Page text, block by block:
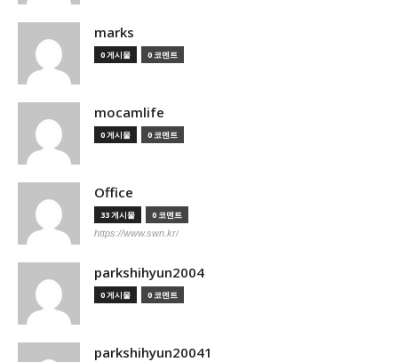
marks
0 게시물 0 코멘트
mocamlife
0 게시물 0 코멘트
Office
33 게시물 0 코멘트
https://www.swn.kr/
parkshihyun2004
0 게시물 0 코멘트
parkshihyun20041